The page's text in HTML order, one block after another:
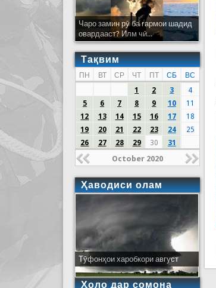
Чаро замин рӯ ба гармои шадид
овардааст? Илм чӣ...
Тақвим
ПН ВТ СР ЧТ ПТ СБ
ВС
1
2 3
4
5
6 7 8 9 10
11
12
13 14 15 16 17
18
19
20 21 22 23 24
25
26
27 28 29 30 31
October 2020
Ҳаводиси олам
Тӯфонҳои харобкори август
Ҳоло дар сомона